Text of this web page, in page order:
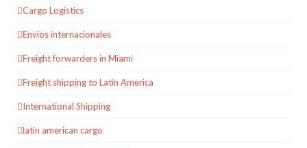
Cargo Logistics
Envíos internacionales
Freight forwarders in Miami
Freight shipping to Latin America
International Shipping
latin american cargo